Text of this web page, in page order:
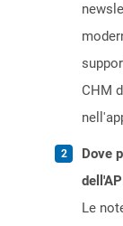
CHM
Dove
Le